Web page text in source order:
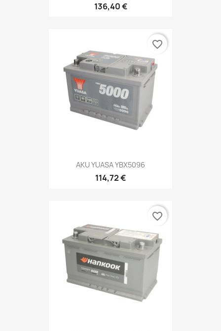
136,40 €
AKU YUASA YBX5096
114,72 €
favorite_border
favorite_border